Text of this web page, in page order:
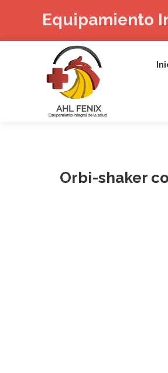
Equipamiento
Orbi-shaker